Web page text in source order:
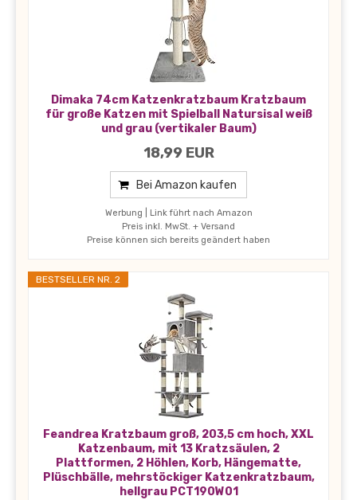
Dimaka 74cm Katzenkratzbaum Kratzbaum
für große Katzen mit Spielball Natursisal weiß
und grau (vertikaler Baum)
18,99 EUR
Bei Amazon kaufen
Werbung | Link führt nach Amazon
Preis inkl. MwSt. + Versand
Preise können sich bereits geändert haben
BESTSELLER NR. 2
Feandrea Kratzbaum groß, 203,5 cm hoch, XXL
Katzenbaum, mit 13 Kratzsäulen, 2
Plattformen, 2 Höhlen, Korb, Hängematte,
Plüschbälle, mehrstöckiger Katzenkratzbaum,
hellgrau PCT190W01